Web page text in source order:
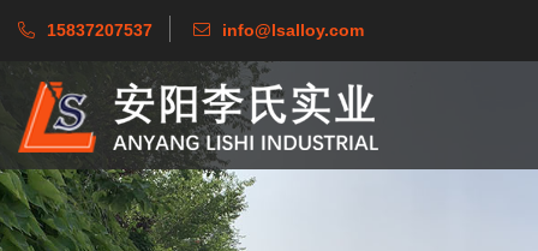
15837207537 info@lsalloy.com